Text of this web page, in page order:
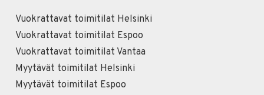
Vuokrattavat toimitilat Helsinki
Vuokrattavat toimitilat Espoo
Vuokrattavat toimitilat Vantaa
Myytävät toimitilat Helsinki
Myytävät toimitilat Espoo